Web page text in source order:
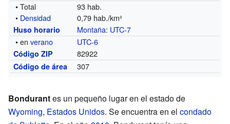
• Total
93 hab.
• Densidad 0,79 hab./km²
Huso horario Montaña: UTC-7
• enverano UTC-6
Código ZIP 82922
Código de área 307
Bondurantes un pequeño lugar en el estado de
Wyoming, Estados Unidos. Se encuentra en el condado